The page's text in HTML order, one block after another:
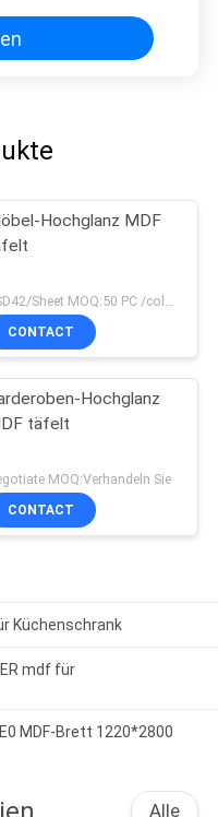
Hochglanz MDF
CONTACT
Hochglanz
täfelt
MOQ:Verhandeln Sie
CONTACT
Küchenschrank
mdf für
MDF-Brett 1220*2800
Alle